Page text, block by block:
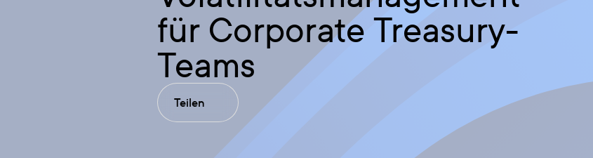
für Corporate Treasury-
Teams
Teilen